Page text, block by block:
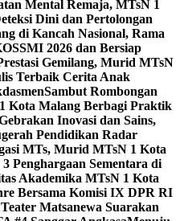
Mental Remaja, MTsN 1
Dini dan Pertolongan
di Kancah Nasional, Rama
2026 dan Bersiap
Gemilang, Murid MTsN
Terbaik Cerita Anak
Sambut Rombongan
Kota Malang Berbagi Praktik
Inovasi dan Sains,
Pendidikan Radar
MTs, Murid MTsN 1 Kota
Penghargaan Sementara di
Akademika MTsN 1 Kota
Bersama Komisi IX DPR RI
Matsanewa Suarakan